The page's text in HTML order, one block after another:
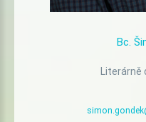
Bc.
Literárně